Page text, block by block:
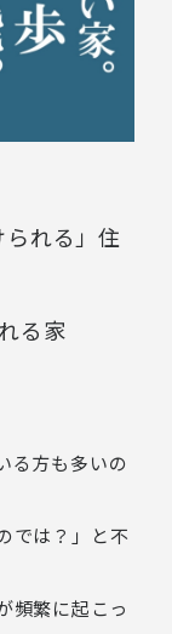
れる」住
る家
る方も多いの
では？」と不
頻繁に起こっ